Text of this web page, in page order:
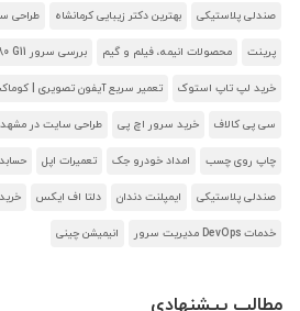
صندلی پلاستیکی بهترین دکتر زیبایی کرمانشاه طراحی
پرینت محصولات انیمه، فیلم و گیم بررسی سرور DL380 G11
خرید لپ تاپ استوک تعمیر سریع آیفون تصویری |
سی پی کالاف خرید سرور اچ پی طراحی سایت در مشهد
چاپ روی چسب امداد خودرو جک تعمیرات اپل
صندلی پلاستیکی ایمپلنت دندان دلتا اف ایکس
خدمات DevOps مدیریت سرور انیمیشن چینی
مطالب پیشنهادی